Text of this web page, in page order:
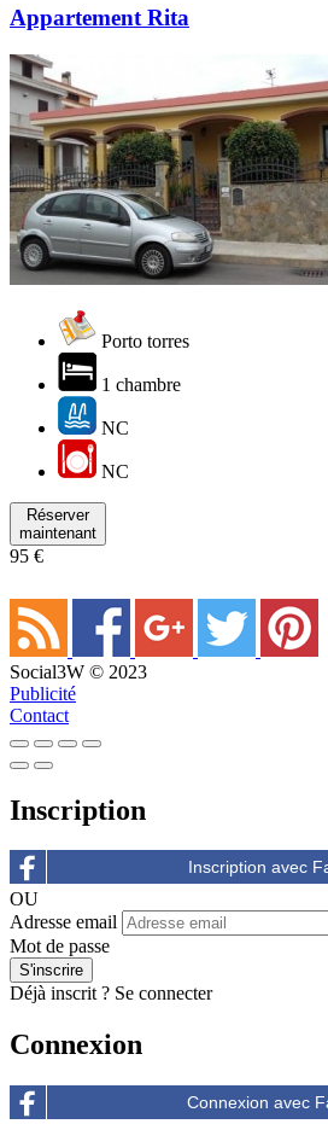
Appartement Rita
Porto torres
1 chambre
NC
NC
Réserver
maintenant
95 €
Social3W © 2023
Publicité
Contact
Inscription
OU
Adresse email
Mot de passe
Déjà inscrit ? Se connecter
Connexion